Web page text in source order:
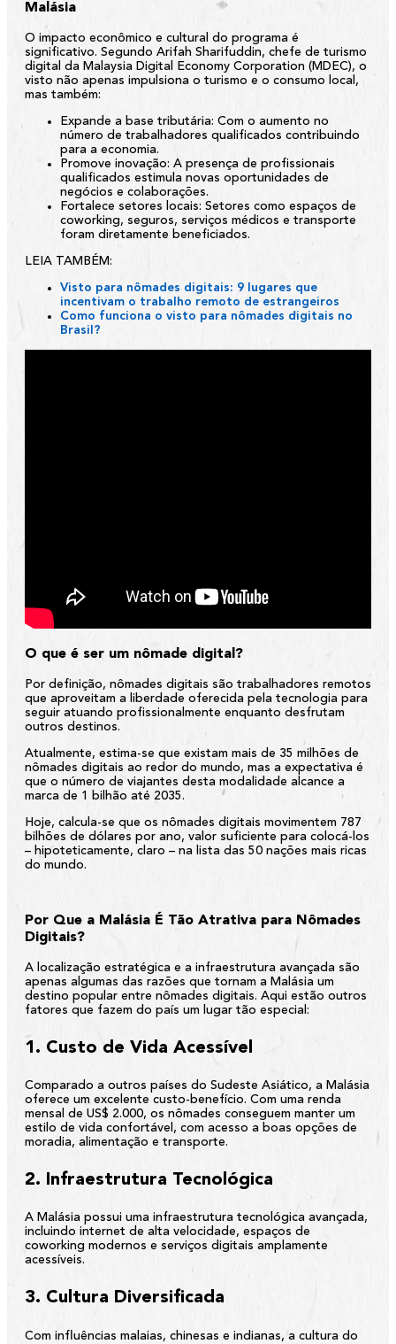
Malásia
O impacto econômico e cultural do programa é
significativo. Segundo Arifah Sharifuddin, chefe de turismo
digital da Malaysia Digital Economy Corporation (MDEC), o
visto não apenas impulsiona o turismo e o consumo local,
mas também:
Expande a base tributária: Com o aumento no
número de trabalhadores qualificados contribuindo
para a economia.
Promove inovação: A presença de profissionais
qualificados estimula novas oportunidades de
negócios e colaborações.
Fortalece setores locais: Setores como espaços de
coworking, seguros, serviços médicos e transporte
foram diretamente beneficiados.
LEIA TAMBÉM:
Visto para nômades digitais: 9 lugares que
incentivam o trabalho remoto de estrangeiros
Como funciona o visto para nômades digitais no
Brasil?
O que é ser um nômade digital?
Por definição, nômades digitais são trabalhadores remotos
que aproveitam a liberdade oferecida pela tecnologia para
seguir atuando profissionalmente enquanto desfrutam
outros destinos.
Atualmente, estima-se que existam mais de 35 milhões de
nômades digitais ao redor do mundo, mas a expectativa é
que o número de viajantes desta modalidade alcance a
marca de 1 bilhão até 2035.
Hoje, calcula-se que os nômades digitais movimentem 787
bilhões de dólares por ano, valor suficiente para colocá-los
– hipoteticamente, claro – na lista das 50 nações mais ricas
do mundo.
Por Que a Malásia É Tão Atrativa para Nômades
Digitais?
A localização estratégica e a infraestrutura avançada são
apenas algumas das razões que tornam a Malásia um
destino popular entre nômades digitais. Aqui estão outros
fatores que fazem do país um lugar tão especial:
1. Custo de Vida Acessível
Comparado a outros países do Sudeste Asiático, a Malásia
oferece um excelente custo-benefício. Com uma renda
mensal de US$ 2.000, os nômades conseguem manter um
estilo de vida confortável, com acesso a boas opções de
moradia, alimentação e transporte.
2. Infraestrutura Tecnológica
A Malásia possui uma infraestrutura tecnológica avançada,
incluindo internet de alta velocidade, espaços de
coworking modernos e serviços digitais amplamente
acessíveis.
3. Cultura Diversificada
Com influências malaias, chinesas e indianas, a cultura do